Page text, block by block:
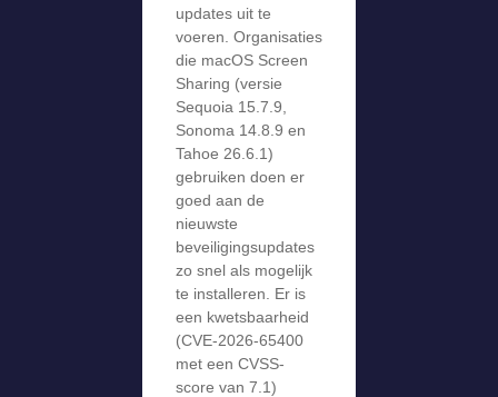
updates uit te
voeren. Organisaties
die macOS Screen
Sharing (versie
Sequoia 15.7.9,
Sonoma 14.8.9 en
Tahoe 26.6.1)
gebruiken doen er
goed aan de
nieuwste
beveiligingsupdates
zo snel als mogelijk
te installeren. Er is
een kwetsbaarheid
(CVE-2026-65400
met een CVSS-
score van 7.1)